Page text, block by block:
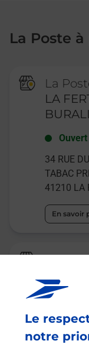
Le
notre
La Poste
La
LA
Ouvert
34 RUE
TABAC
41210 LA
En savoir
Relais
ROUTE
41210